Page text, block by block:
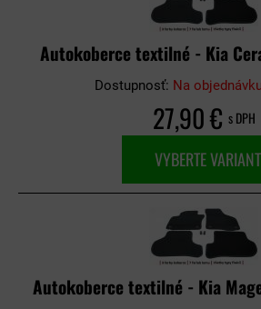
Autokoberce textilné - Kia
Dostupnosť: Na
27,90 € s DPH
VYBERTE VARIANT
Autokoberce textilné - Kia